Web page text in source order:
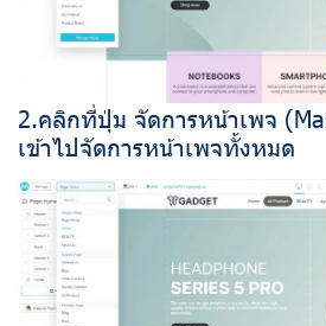
2.คลิกที่ปุ่ม จัดการหน้าเพจ
เข้าไปจัดการหน้าเพจทั้งหมด